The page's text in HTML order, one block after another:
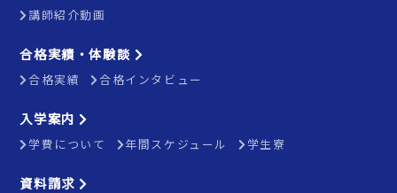
講師紹介動画
合格実績・体験談
合格実績 合格インタビュー
入学案内
学費について 年間スケジュール 学生寮
資料請求